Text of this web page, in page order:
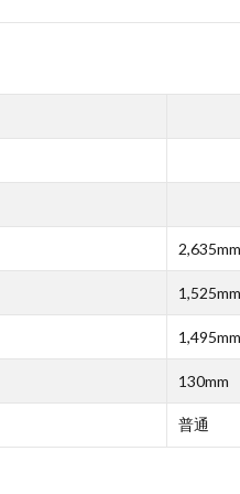
2,635mm
1,525mm
1,495mm
130mm
普通